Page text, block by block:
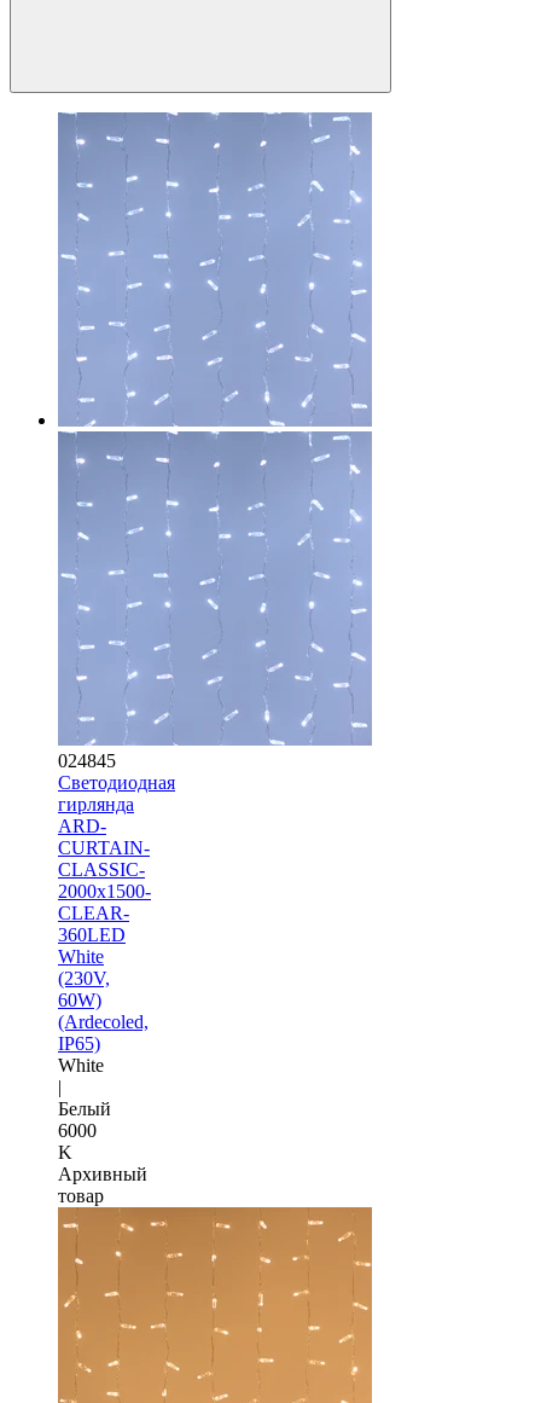
024845
Светодиодная
гирлянда
ARD-
CURTAIN-
CLASSIC-
2000x1500-
CLEAR-
360LED
White
(230V,
60W)
(Ardecoled,
IP65)
White
|
Белый
6000
K
Архивный
товар